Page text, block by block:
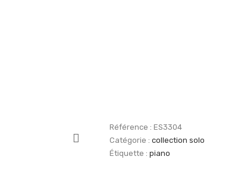
Référence : ES3304
Catégorie : collection solo
Étiquette : piano